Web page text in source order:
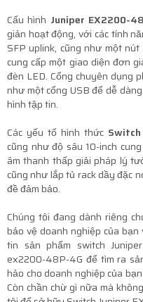
Cấu hình Juniper EX2200-
giản hoạt động, với các tính
SFP uplink, cũng như một
cung cấp một giao diện đơn
đèn LED. Cổng chuyên dụng
như một cổng USB để dễ
hình tập tin.
Các yếu tố hình thức Switch
cũng như độ sâu 10-inch
âm thanh thấp giải pháp lý
cũng như lắp tủ rack dầy đặc
đề đảm bảo.
Chúng tôi đang dành riêng
bảo vệ doanh nghiệp của bạn
tin sản phẩm switch
ex2200-48P-4G để tìm ra
hảo cho doanh nghiệp của
Còn chần chừ gì nữa mà